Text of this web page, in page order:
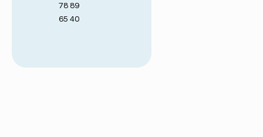
78 89
65 40